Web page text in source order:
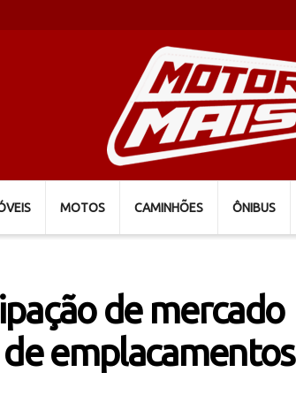
MOTOS CAMINHÕES ÔNIBUS
de mercado
emplacamentos